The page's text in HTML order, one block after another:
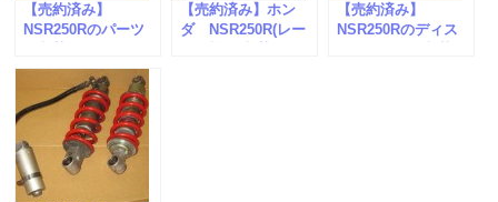
【売約済み】
NSR250Rのパーツ
【売約済み】ホン
ダ NSR250R(レー
【売約済み】
NSR250Rのディス